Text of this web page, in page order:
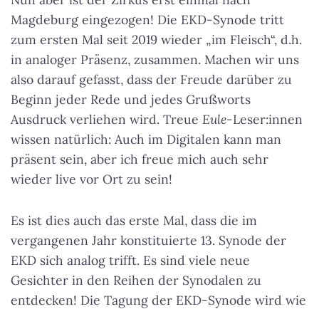
Magdeburg eingezogen! Die EKD-Synode tritt
zum ersten Mal seit 2019 wieder „im Fleisch“, d.h.
in analoger Präsenz, zusammen. Machen wir uns
also darauf gefasst, dass der Freude darüber zu
Beginn jeder Rede und jedes Grußworts
Ausdruck verliehen wird. Treue Eule-Leser:innen
wissen natürlich: Auch im Digitalen kann man
präsent sein, aber ich freue mich auch sehr
wieder live vor Ort zu sein!
Es ist dies auch das erste Mal, dass die im
vergangenen Jahr konstituierte 13. Synode der
EKD sich analog trifft. Es sind viele neue
Gesichter in den Reihen der Synodalen zu
entdecken! Die Tagung der EKD-Synode wird wie